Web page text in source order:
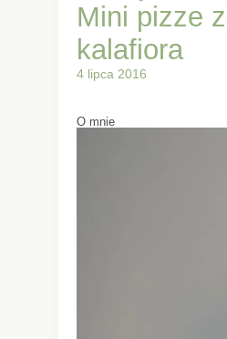
Mini pizze z
kalafiora
4 lipca 2016
O mnie